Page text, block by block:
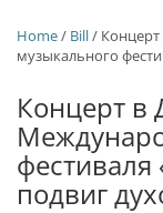
Home/ Bill/
музыкального
Концерт в
фестиваля
подвиг